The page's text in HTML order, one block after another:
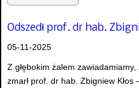
Odszedł prof. dr hab.
05-11-2025
Z głębokim żalem
zmarł prof. dr hab. Zbigniew Kłos